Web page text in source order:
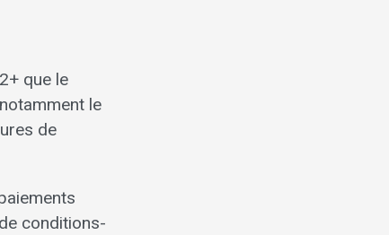
que le
le
de
conditions-